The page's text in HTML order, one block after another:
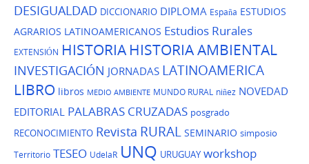
DESIGUALDAD DICCIONARIO DIPLOMA España ESTUDIOS
AGRARIOS LATINOAMERICANOS Estudios Rurales
EXTENSIÓN HISTORIA HISTORIA AMBIENTAL
INVESTIGACIÓN JORNADAS LATINOAMERICA
LIBRO libros MEDIO AMBIENTE MUNDO RURAL niñez NOVEDAD
EDITORIAL PALABRAS CRUZADAS posgrado
RECONOCIMIENTO Revista RURAL SEMINARIO simposio
Territorio TESEO UdelaR UNQ URUGUAY workshop